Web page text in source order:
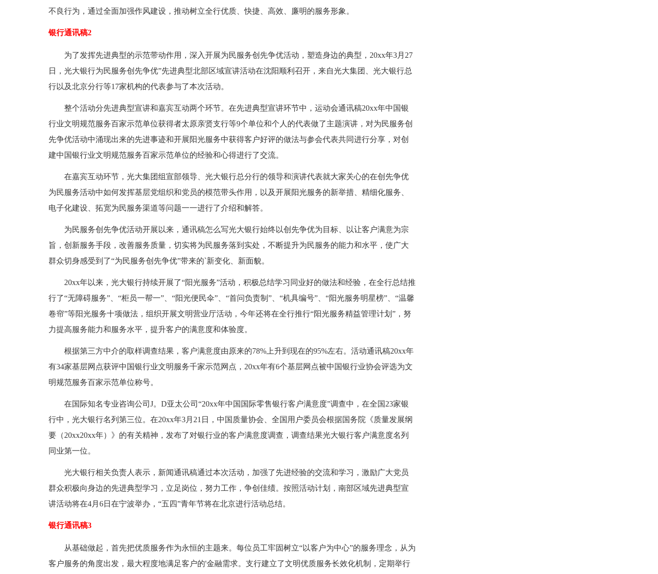
不良行为，通过全面加强作风建设，推动树立全行优质、快捷、高效、廉明的服务形象。
银行通讯稿2
为了发挥先进典型的示范带动作用，深入开展为民服务创先争优活动，塑造身边的典型，20xx年3月27
日，光大银行为民服务创先争优”先进典型北部区域宣讲活动在沈阳顺利召开，来自光大集团、光大银行总
行以及北京分行等17家机构的代表参与了本次活动。
整个活动分先进典型宣讲和嘉宾互动两个环节。在先进典型宣讲环节中，运动会通讯稿20xx年中国银
行业文明规范服务百家示范单位获得者太原亲贤支行等9个单位和个人的代表做了主题演讲，对为民服务创
先争优活动中涌现出来的先进事迹和开展阳光服务中获得客户好评的做法与参会代表共同进行分享，对创
建中国银行业文明规范服务百家示范单位的经验和心得进行了交流。
在嘉宾互动环节，光大集团组宣部领导、光大银行总分行的领导和演讲代表就大家关心的在创先争优
为民服务活动中如何发挥基层党组织和党员的模范带头作用，以及开展阳光服务的新举措、精细化服务、
电子化建设、拓宽为民服务渠道等问题一一进行了介绍和解答。
为民服务创先争优活动开展以来，通讯稿怎么写光大银行始终以创先争优为目标、以让客户满意为宗
旨，创新服务手段，改善服务质量，切实将为民服务落到实处，不断提升为民服务的能力和水平，使广大
群众切身感受到了“为民服务创先争优”带来的`新变化、新面貌。
20xx年以来，光大银行持续开展了“阳光服务”活动，积极总结学习同业好的做法和经验，在全行总结推
行了“无障碍服务”、“柜员一帮一”、“阳光便民伞”、“首问负责制”、“机具编号”、“阳光服务明星榜”、“温馨
卷帘”等阳光服务十项做法，组织开展文明营业厅活动，今年还将在全行推行“阳光服务精益管理计划”，努
力提高服务能力和服务水平，提升客户的满意度和体验度。
根据第三方中介的取样调查结果，客户满意度由原来的78%上升到现在的95%左右。活动通讯稿20xx年
有34家基层网点获评中国银行业文明服务千家示范网点，20xx年有6个基层网点被中国银行业协会评选为文
明规范服务百家示范单位称号。
在国际知名专业咨询公司J。D亚太公司“20xx年中国国际零售银行客户满意度”调查中，在全国23家银
行中，光大银行名列第三位。在20xx年3月21日，中国质量协会、全国用户委员会根据国务院《质量发展纲
要（20xx20xx年）》的有关精神，发布了对银行业的客户满意度调查，调查结果光大银行客户满意度名列
同业第一位。
光大银行相关负责人表示，新闻通讯稿通过本次活动，加强了先进经验的交流和学习，激励广大党员
群众积极向身边的先进典型学习，立足岗位，努力工作，争创佳绩。按照活动计划，南部区域先进典型宣
讲活动将在4月6日在宁波举办，“五四”青年节将在北京进行活动总结。
银行通讯稿3
从基础做起，首先把优质服务作为永恒的主题来。每位员工牢固树立“以客户为中心”的服务理念，从为
客户服务的角度出发，最大程度地满足客户的'金融需求。支行建立了文明优质服务长效化机制，定期举行